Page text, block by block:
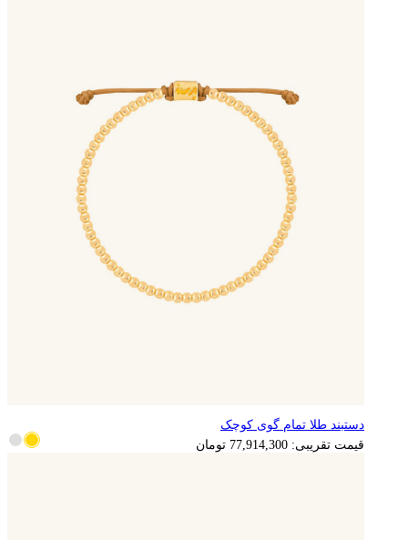
15,582,860 تومان
دستبند طلا تمام گوی کوچک
قیمت تقریبی:77,914,300 تومان